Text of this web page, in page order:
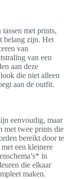
met prints,
belang zijn. Het
van
van een
aan deze
die niet alleen
aan de outfit.
eenvoudig, maar
met twee prints die
bereikt door te
een kleinere
in
die elkaar
maken.